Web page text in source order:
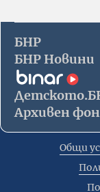
БНР
БНР Новини
Архивен
Общи